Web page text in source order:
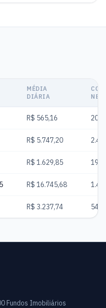
MÉDIA
DIÁRIA
R$ 565,16 201
R$ 5.747,20
R$ 1.629,85 199
R$ 16.745,68
R$ 3.237,74 543
Fundos Imobiliários